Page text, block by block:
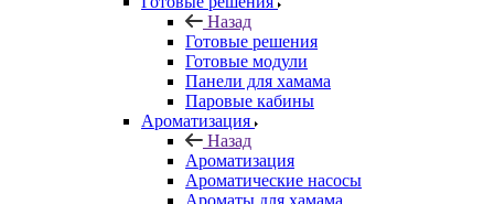
Назад
Готовые решения
Готовые модули
Панели для хамама
Паровые кабины
Ароматизация
Назад
Ароматизация
Ароматические насосы
Ароматы для хамама